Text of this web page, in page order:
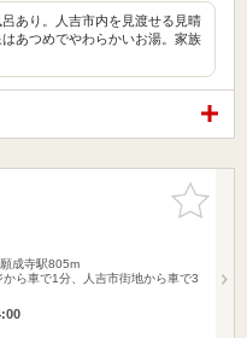
あり。人吉市内を見渡せる見晴
あつめでやわらかいお湯。家族
お気に入
りに追加
成寺駅805m
から車で1分、人吉市街地から車で3